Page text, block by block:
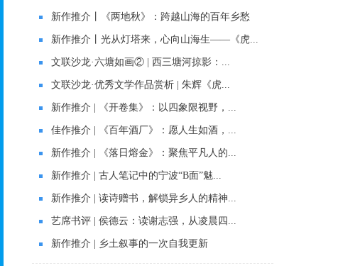
新作推介丨《两地秋》：跨越山海的百年乡愁
新作推介丨光从灯塔来，心向山海生——《虎...
文联沙龙·六塘如画② | 西三塘河掠影：...
文联沙龙·优秀文学作品赏析 | 朱辉《虎...
新作推介 | 《开卷集》：以四象限视野，...
佳作推介 | 《百年酒厂》：愿人生如酒，...
新作推介 | 《落日熔金》：聚焦平凡人的...
新作推介 | 古人笔记中的宁波“B面”魅...
新作推介 | 读诗赠书，解锁异乡人的精神...
艺席书评 | 侯德云：读谢志强，从凌晨四...
新作推介 | 乡土叙事的一次自我更新